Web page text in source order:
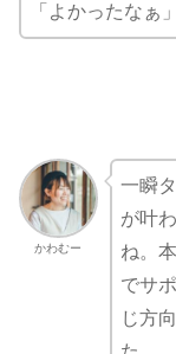
「よかったなぁ
かわむー
一瞬
が叶
ね。
でサ
じ方